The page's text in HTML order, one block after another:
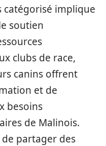
catégorisé implique
soutien
clubs de race,
canins offrent
et de
besoins
de Malinois.
partager des